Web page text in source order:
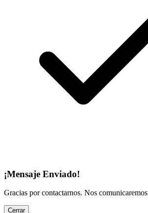
¡Mensaje Enviado!
Gracias por contactarnos. Nos
Cerrar